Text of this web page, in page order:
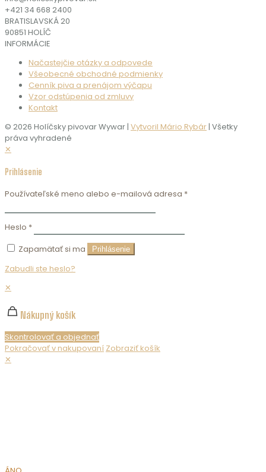
+421 34 668 2400
BRATISLAVSKÁ 20
90851 HOLÍČ
INFORMÁCIE
Načastejčie otázky a odpovede
Všeobecné obchodné podmienky
Cenník piva a prenájom výčapu
Vzor odstúpenia od zmluvy
Kontakt
© 2026 Holíčsky pivovar Wywar | Vytvoril Mário Rybár| Všetky
práva vyhradené
✕
Prihlásenie
Používateľské meno alebo e-mailová adresa *
Heslo *
Zapamätať si ma
Prihlásenie
Zabudli ste heslo?
✕
Nákupný košík
Skontrolovať a objednať
Pokračovať v nakupovaní Zobraziť košík
✕